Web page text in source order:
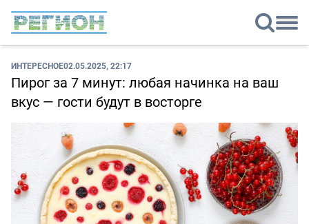
ИНТЕРЕСНОЕ02.05.2025, 22:17
Пирог за 7 минут: любая начинка на ваш
вкус — гости будут в восторге